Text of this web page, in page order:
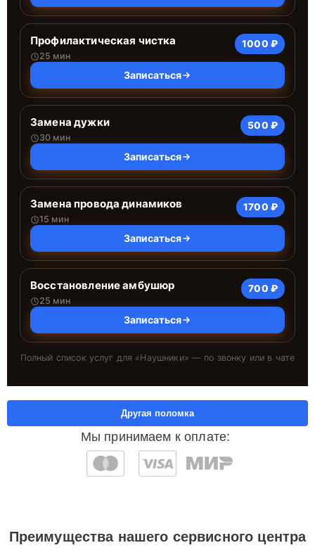
Профилактическая чистка
25 мин
1000 ₽
Записаться
Замена дужки
30 мин
500 ₽
Записаться
Замена провода динамиков
15 мин
1700 ₽
Записаться
Восстановление амбушюр
25 мин
700 ₽
Записаться
Полный список услуг для «Наушники» — по звонку или в чате
Мы принимаем к оплате:
Другая поломка
Преимущества нашего сервисного центра